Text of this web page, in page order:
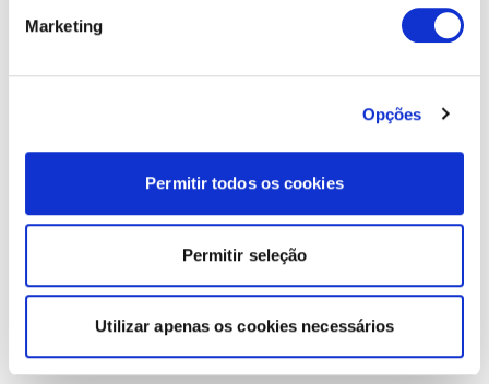
Marketing
Opções
Permitir todos os cookies
Permitir seleção
Utilizar apenas os cookies necessários